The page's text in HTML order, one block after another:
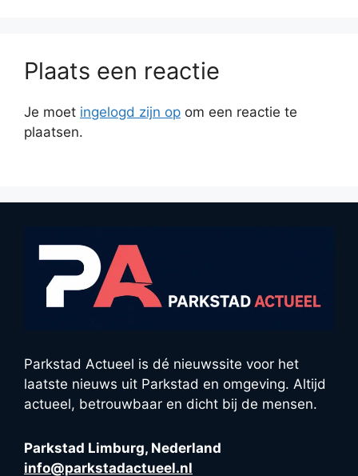
Plaats een reactie
Je moet ingelogd zijn op om een reactie te
plaatsen.
Parkstad Actueel is dé nieuwssite voor het
laatste nieuws uit Parkstad en omgeving. Altijd
actueel, betrouwbaar en dicht bij de mensen.
Parkstad Limburg, Nederland
info@parkstadactueel.nl